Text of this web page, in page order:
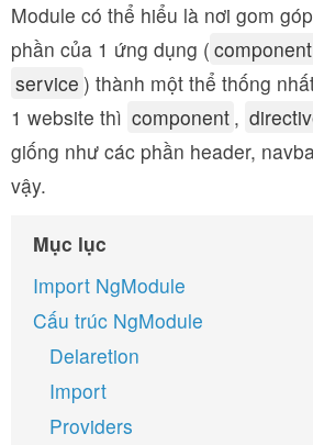
Module có thể hiểu là nơi gom
phần của 1 ứng dụng ( component
service ) thành một thể thống
1 website thì component ,
giống như các phần header,
vậy.
Mục lục
Import NgModule
Cấu trúc NgModule
Delaretion
Import
Providers